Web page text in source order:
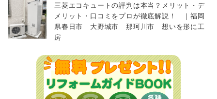
三菱エコキュートの評判は本当？メリット・デ
メリット・口コミをプロが徹底解説！ ｜福岡
県春日市 大野城市 那珂川市 想いを形に工
房